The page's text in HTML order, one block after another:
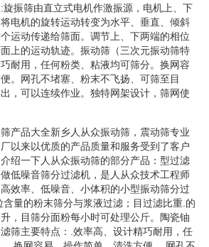
振筛由直立式电机作激振源，电机上、下
电机的旋转运动转变为水平、垂直、倾斜
运动传递给筛面。调节上、下两端的相位
上的运动轨迹。振动筛（三次元振动筛特
耐用，任何粉类、粘液均可筛分。换网容
。网孔不堵塞、粉末不飞扬、可筛至目
，可以连续作业。独特网架设计，筛网使
产品大全新乡人从众振动筛，震动筛专业
以来以优质的产品质量和服务受到了客户
绍一下人从众振动筛的部分产品：型过滤
低噪音筛分过滤机，是人从众技术工程师
效率、低噪音、小体积的小型振动筛分过
量的粉末筛分与浆液过滤；目过滤比重.的
，目筛分面粉每小时可处理公斤。陶瓷铀
筛主要特点：.效率高、设计精巧耐用，任